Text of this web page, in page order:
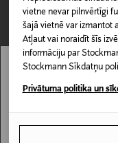
vietne nevar pilnvērtīgi
šajā vietnē var izmantot
Atļaut vai noraidīt šīs
informāciju par
Stockmann Sīkdatņu
Privātuma politika un
Izmērs
300 ml
Ražotājvalsts
kas tiek atdoti
iepakojumā.
PREČU
Stockmann nav